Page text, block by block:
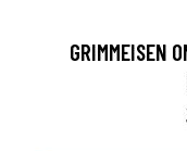
GRIMMEISEN